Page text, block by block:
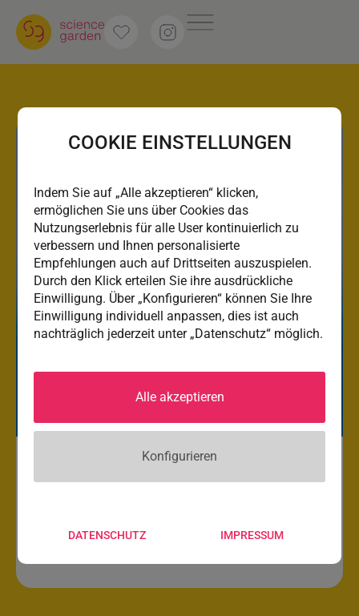
COOKIE EINSTELLUNGEN
Indem Sie auf „Alle akzeptieren“ klicken,
ermöglichen Sie uns über Cookies das
Nutzungserlebnis für alle User kontinuierlich zu
verbessern und Ihnen personalisierte
Empfehlungen auch auf Drittseiten auszuspielen.
Durch den Klick erteilen Sie ihre ausdrückliche
Einwilligung. Über „Konfigurieren“ können Sie Ihre
Einwilligung individuell anpassen, dies ist auch
nachträglich jederzeit unter „Datenschutz“ möglich.
Alle akzeptieren
Konfigurieren
DATENSCHUTZ IMPRESSUM